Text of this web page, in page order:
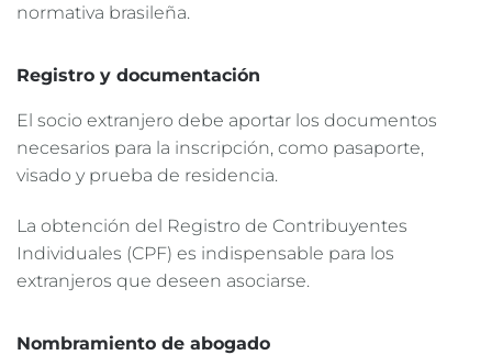
normativa brasileña.
Registro y documentación
El socio extranjero debe aportar los documentos
necesarios para la inscripción, como pasaporte,
visado y prueba de residencia.
La obtención del Registro de Contribuyentes
Individuales (CPF) es indispensable para los
extranjeros que deseen asociarse.
Nombramiento de abogado